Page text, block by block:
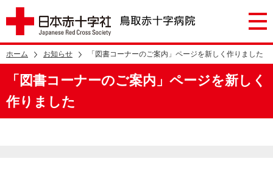
ホーム お知らせ 「図書コーナーのご案内」ページを新しく作りました
「図書コーナーのご案内」ページを新しく
作りました